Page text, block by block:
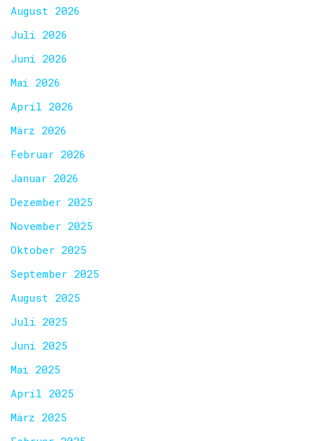
August 2026
Juli 2026
Juni 2026
Mai 2026
April 2026
März 2026
Februar 2026
Januar 2026
Dezember 2025
November 2025
Oktober 2025
September 2025
August 2025
Juli 2025
Juni 2025
Mai 2025
April 2025
März 2025